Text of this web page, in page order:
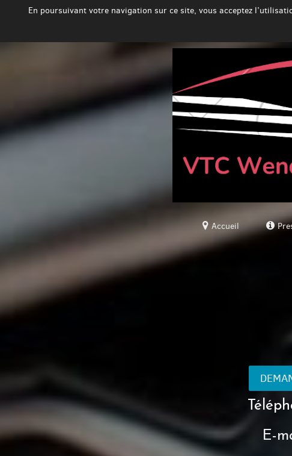
En poursuivant votre navigation sur ce site, vous acceptez
Accueil
E-